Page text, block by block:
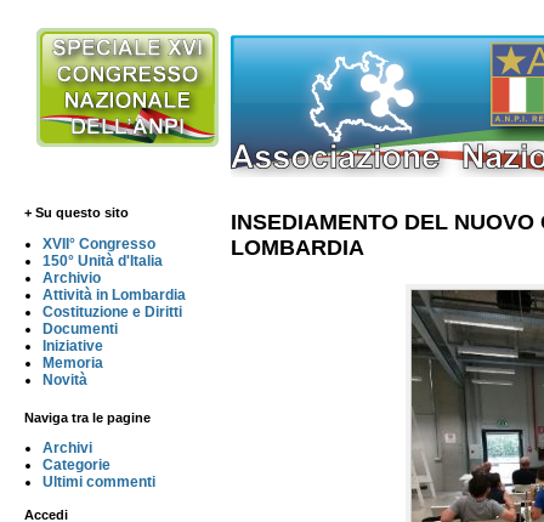
+ Su questo sito
XVII° Congresso
150° Unità d'Italia
Archivio
Attività in Lombardia
Costituzione e Diritti
Documenti
Iniziative
Memoria
Novità
Naviga tra le pagine
Archivi
Categorie
Ultimi commenti
Accedi
INSEDIAMENTO DEL
LOMBARDIA